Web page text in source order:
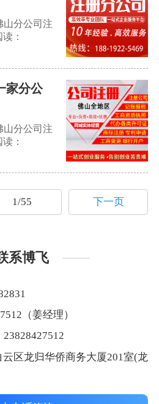
山分公司注
读：
家分公
山分公司注
读：
1/55 下一页
系博飞
（姜经理）
区龙归华侨商务大厦201室(龙